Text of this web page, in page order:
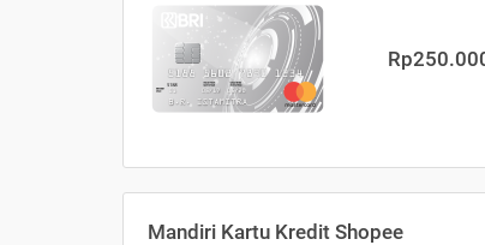
Mandiri Kartu Kredit Shopee